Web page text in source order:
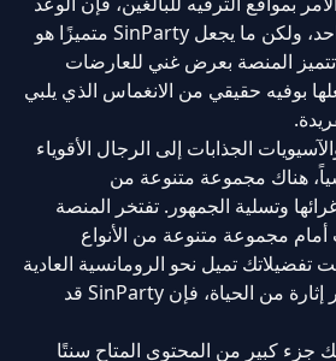
بوفرة من الاختيار أمر واحد، ولكن ما يجعل SinParty متميزًا هو
المنصة بعرض غني للعارضات
بوفيه حقيقي من الانغماس الذي يلبي
الجذابات إلى الرجال الأقوياء
هناك مجموعة متنوعة من
وتسلية الجمهور. تفتخر المنصة
أمام مجموعة متنوعة من الأنواع
تفضيلاتك تميل نحو الرومانسية العادية
أو تميل إلى الجانب الأكثر إثارة من الحياة، فإن SinParty قد
جزء كبير من المحتوى المتاح سنتًا